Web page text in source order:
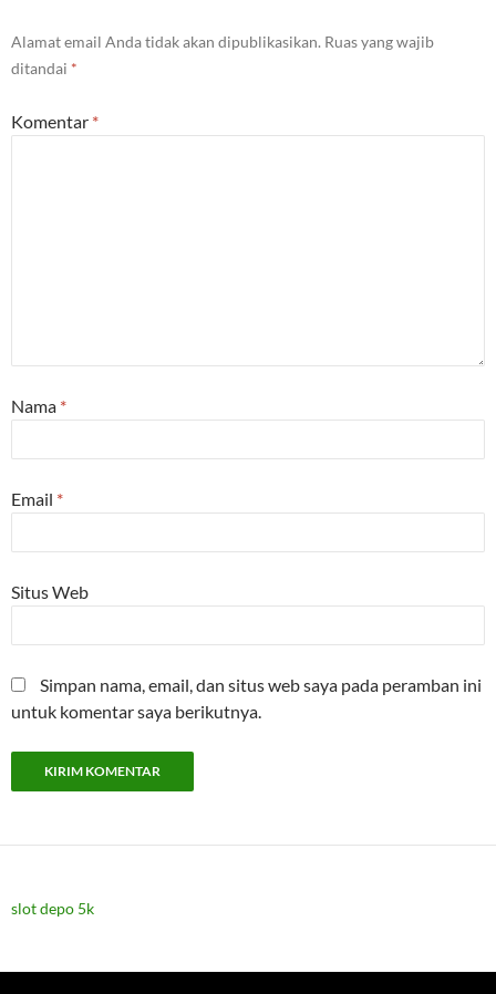
Alamat email Anda tidak akan dipublikasikan. Ruas yang wajib
ditandai *
Komentar *
Nama *
Email *
Situs Web
Simpan nama, email, dan situs web saya pada peramban ini
untuk komentar saya berikutnya.
slot depo 5k